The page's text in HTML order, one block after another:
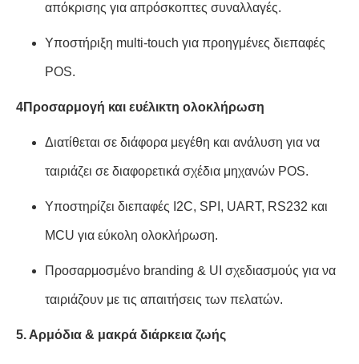
απόκρισης για απρόσκοπτες συναλλαγές.
Υποστήριξη multi-touch για προηγμένες διεπαφές
POS.
4Προσαρμογή και ευέλικτη ολοκλήρωση
Διατίθεται σε διάφορα μεγέθη και ανάλυση για να
ταιριάζει σε διαφορετικά σχέδια μηχανών POS.
Υποστηρίζει διεπαφές I2C, SPI, UART, RS232 και
MCU για εύκολη ολοκλήρωση.
Προσαρμοσμένο branding & UI σχεδιασμούς για να
ταιριάζουν με τις απαιτήσεις των πελατών.
5. Αρμόδια & μακρά διάρκεια ζωής